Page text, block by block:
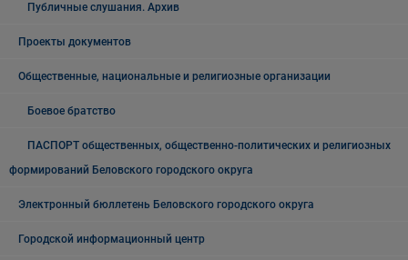
Публичные слушания. Архив
Проекты документов
Общественные, национальные и религиозные организации
Боевое братство
ПАСПОРТ общественных, общественно-политических и религиозных
формирований Беловского городского округа
Электронный бюллетень Беловского городского округа
Городской информационный центр